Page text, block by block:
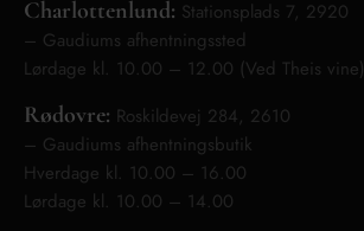
Charlottenlund: Stationsplads 7, 2920
– Gaudiums afhentningssted
Lørdage kl. 10.00 – 12.00 (Ved Theis vine)
Rødovre: Roskildevej 284, 2610
– Gaudiums afhentningsbutik
Hverdage kl. 10.00 – 16.00
Lørdage kl. 10.00 – 14.00